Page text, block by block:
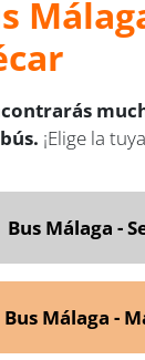
¡Elige la
Bus Málaga -
Bus Málaga -